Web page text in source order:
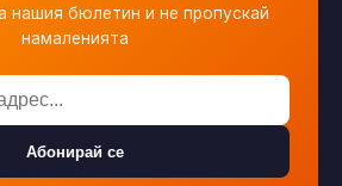
нашия бюлетин и не пропускай
намаленията
Абонирай се